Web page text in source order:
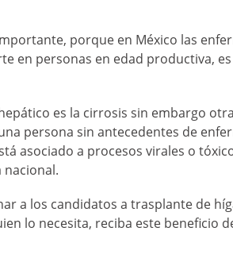
porque en México las
en personas en edad productiva,
es la cirrosis sin embargo
persona sin antecedentes de
asociado a procesos virales o
nacional.
a los candidatos a trasplante de
lo necesita, reciba este beneficio